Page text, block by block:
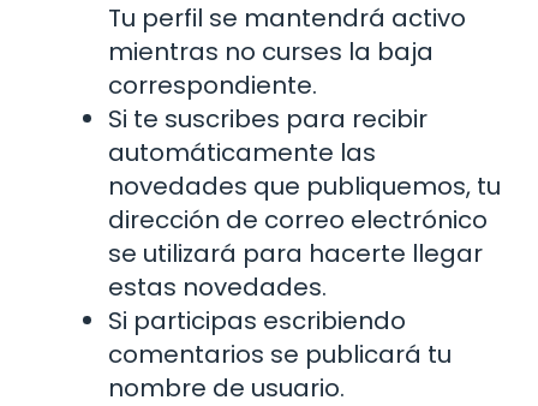
Tu perfil se mantendrá activo
mientras no curses la baja
correspondiente.
Si te suscribes para recibir
automáticamente las
novedades que publiquemos, tu
dirección de correo electrónico
se utilizará para hacerte llegar
estas novedades.
Si participas escribiendo
comentarios se publicará tu
nombre de usuario.